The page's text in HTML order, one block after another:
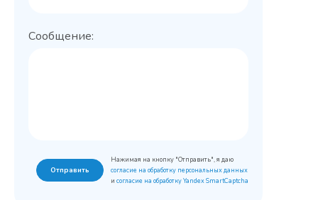
Сообщение:
Отправить
Нажимая на кнопку "Отправить", я даю
согласие на обработку персональных данных
и согласие на обработку Yandex SmartCaptcha